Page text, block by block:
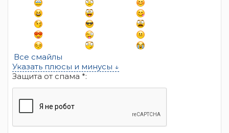
Все смайлы
Указать плюсы и минусы ↓
Защита от спама *: